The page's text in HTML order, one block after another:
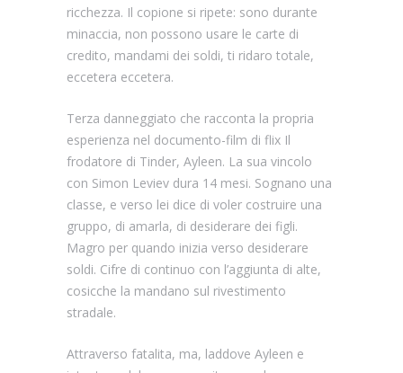
ricchezza. Il copione si ripete: sono durante
minaccia, non possono usare le carte di
credito, mandami dei soldi, ti ridaro totale,
eccetera eccetera.
Terza danneggiato che racconta la propria
esperienza nel documento-film di flix Il
frodatore di Tinder, Ayleen. La sua vincolo
con Simon Leviev dura 14 mesi. Sognano una
classe, e verso lei dice di voler costruire una
gruppo, di amarla, di desiderare dei figli.
Magro per quando inizia verso desiderare
soldi. Cifre di continuo con l’aggiunta di alte,
cosicche la mandano sul rivestimento
stradale.
Attraverso fatalita, ma, laddove Ayleen e